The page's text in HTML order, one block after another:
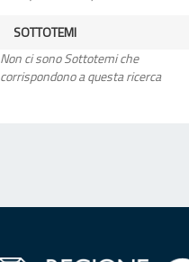
SOTTOTEMI
Non ci sono Sottotemi che
corrispondono a questa ricerca